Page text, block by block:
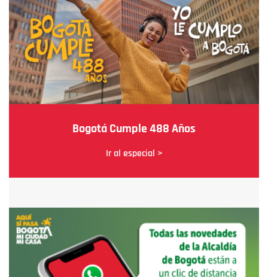
Bogotá Cumple 488 Años
Ir al especial >